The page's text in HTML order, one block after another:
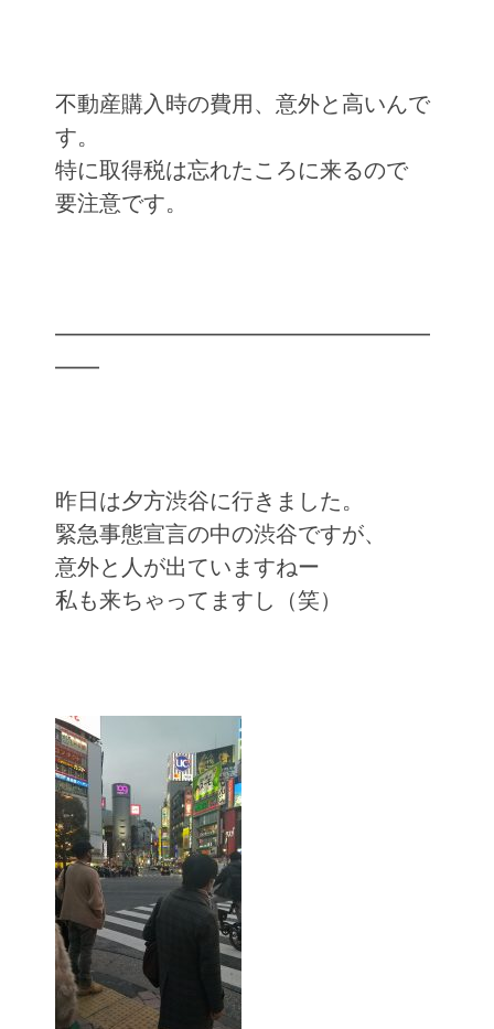
不動産購入時の費用、意外と高いんで
す。
特に取得税は忘れたころに来るので
要注意です。
━━━━━━━━━━━━━━━━━
━━
昨日は夕方渋谷に行きました。
緊急事態宣言の中の渋谷ですが、
意外と人が出ていますねー
私も来ちゃってますし（笑）